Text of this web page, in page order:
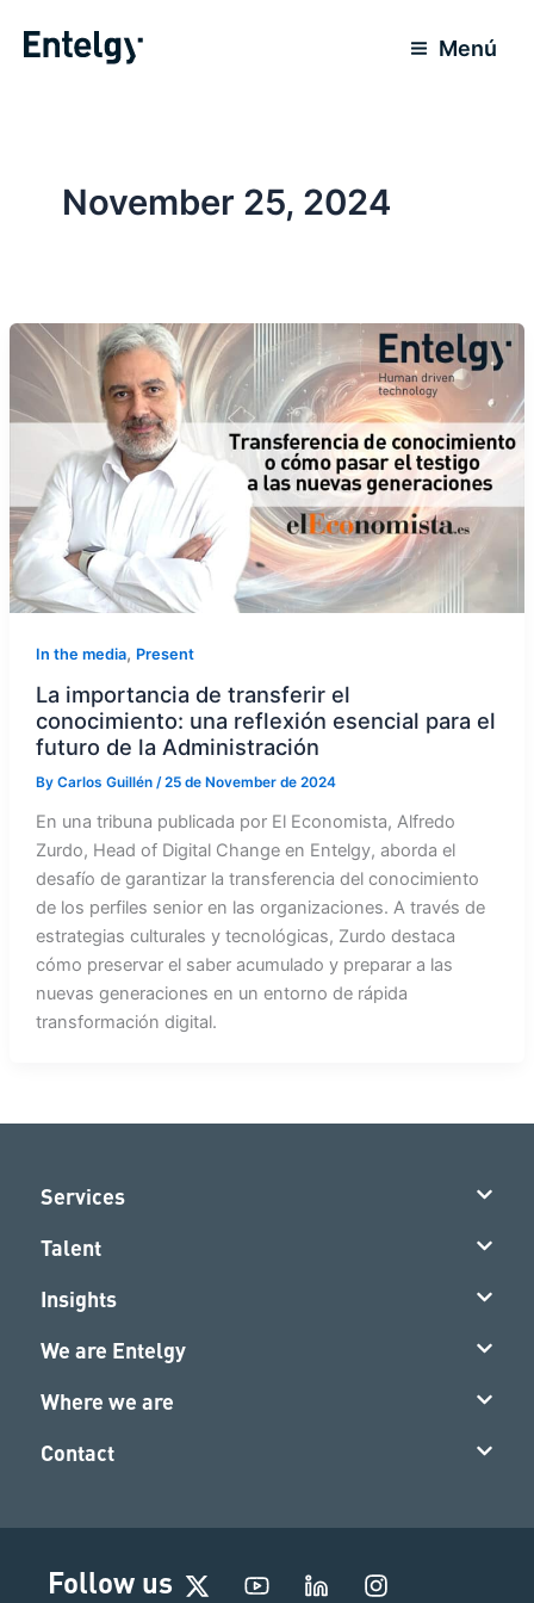
Menú
November 25, 2024
In the media, Present
La importancia de transferir el
conocimiento: una reflexión esencial para el
futuro de la Administración
By Carlos Guillén /25 de November de 2024
En una tribuna publicada por El Economista, Alfredo
Zurdo, Head of Digital Change en Entelgy, aborda el
desafío de garantizar la transferencia del conocimiento
de los perfiles senior en las organizaciones. A través de
estrategias culturales y tecnológicas, Zurdo destaca
cómo preservar el saber acumulado y preparar a las
nuevas generaciones en un entorno de rápida
transformación digital.
Services
Talent
Insights
We are Entelgy
Where we are
Contact
Follow us
I